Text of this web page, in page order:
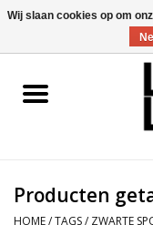
Home
LED Accessoires
Producten
HOME/TAGS/ ZWARTE
Wij slaan cookies op om